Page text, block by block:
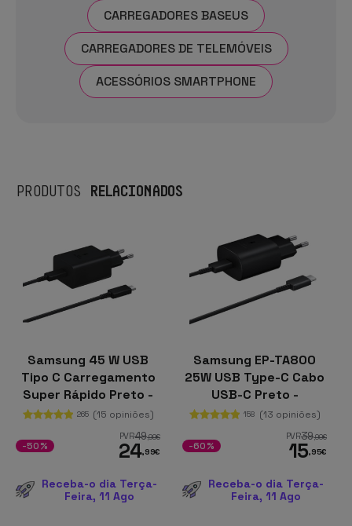
CARREGADORES BASEUS
CARREGADORES DE TELEMÓVEIS
ACESSÓRIOS SMARTPHONE
PRODUTOS RELACIONADOS
Samsung 45 W USB
Tipo C Carregamento
Super Rápido Preto -
Carregador de parede
265 (15 opiniões)
PVR49,99€
24,99€
-50%
Receba-o dia Terça-
Feira, 11 Ago
Samsung EP-TA800
25W USB Type-C Cabo
USB-C Preto -
Carregador de parede
158 (13 opiniões)
PVR39,99€
15,95€
-60%
Receba-o dia Terça-
Feira, 11 Ago